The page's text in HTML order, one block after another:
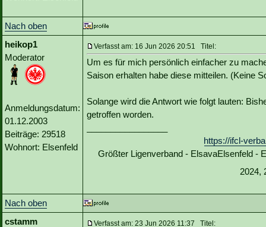
Nach oben
heikop1
Moderator
Anmeldungsdatum:
01.12.2003
Beiträge: 29518
Wohnort: Elsenfeld
Verfasst am: 16 Jun 2026 20:51 Titel:
Um es für mich persönlich einfacher zu
Saison erhalten habe diese mitteilen. (Keine
Solange wird die Antwort wie folgt lauten:
getroffen worden.
https://ifcl-
Größter Ligenverband - ElsavaElsenfeld -
2024,
Nach oben
cstamm
Verfasst am: 23 Jun 2026 11:37 Titel: